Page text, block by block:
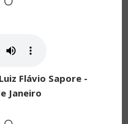
Flávio Sapore -
Janeiro